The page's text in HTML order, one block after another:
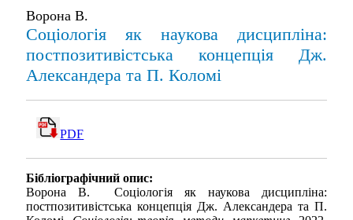
Ворона В.
Соціологія як наукова дисципліна:
постпозитивістська концепція Дж.
Александера та П. Коломі
PDF
Бібліографічний опис:
Ворона В. Соціологія як наукова дисципліна:
постпозитивістська концепція Дж. Александера та П.